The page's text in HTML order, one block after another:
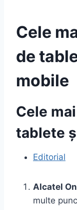
Cele
de
mobile
Cele
tablete
Editorial
Alcatel
multe